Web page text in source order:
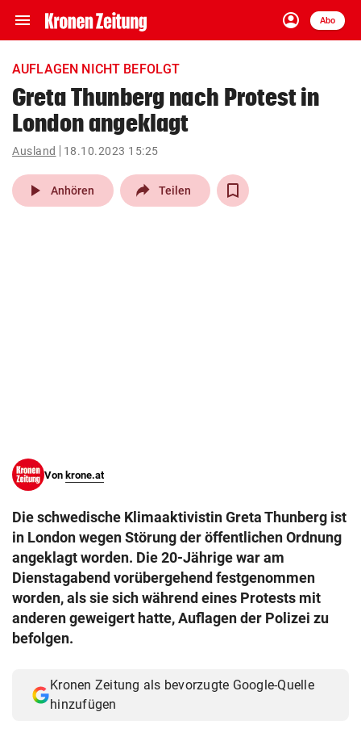
menu Navigation
ein-/ausklappen
account_circle
Anmelden
Abo
close Schließen
account_circle Anmelden
pin_drop
Wien arrow_right
AUFLAGEN NICHT BEFOLGT
Greta Thunberg nach Protest in
London angeklagt
Ausland 18.10.2023 15:25
play_arrow Anhören Teilen
Von krone.at
Die schwedische Klimaaktivistin Greta Thunberg ist
in London wegen Störung der öffentlichen Ordnung
angeklagt worden. Die 20-Jährige war am
Dienstagabend vorübergehend festgenommen
worden, als sie sich während eines Protests mit
anderen geweigert hatte, Auflagen der Polizei zu
befolgen.
Kronen Zeitung als bevorzugte Google-Quelle
hinzufügen